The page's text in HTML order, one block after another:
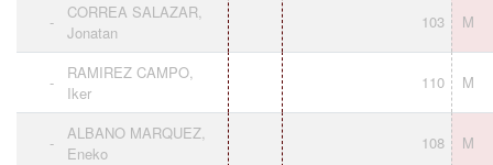
-
CORREA SALAZAR,
Jonatan
103 M
-
RAMIREZ CAMPO,
Iker
110 M
-
ALBANO MARQUEZ,
Eneko
108 M